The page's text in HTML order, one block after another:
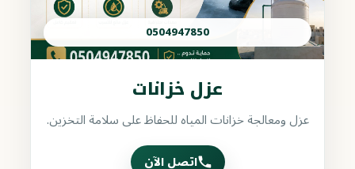
0504947850
عزل خزانات
عزل ومعالجة خزانات المياه للحفاظ على سلامة التخزين.
اتصل الآن